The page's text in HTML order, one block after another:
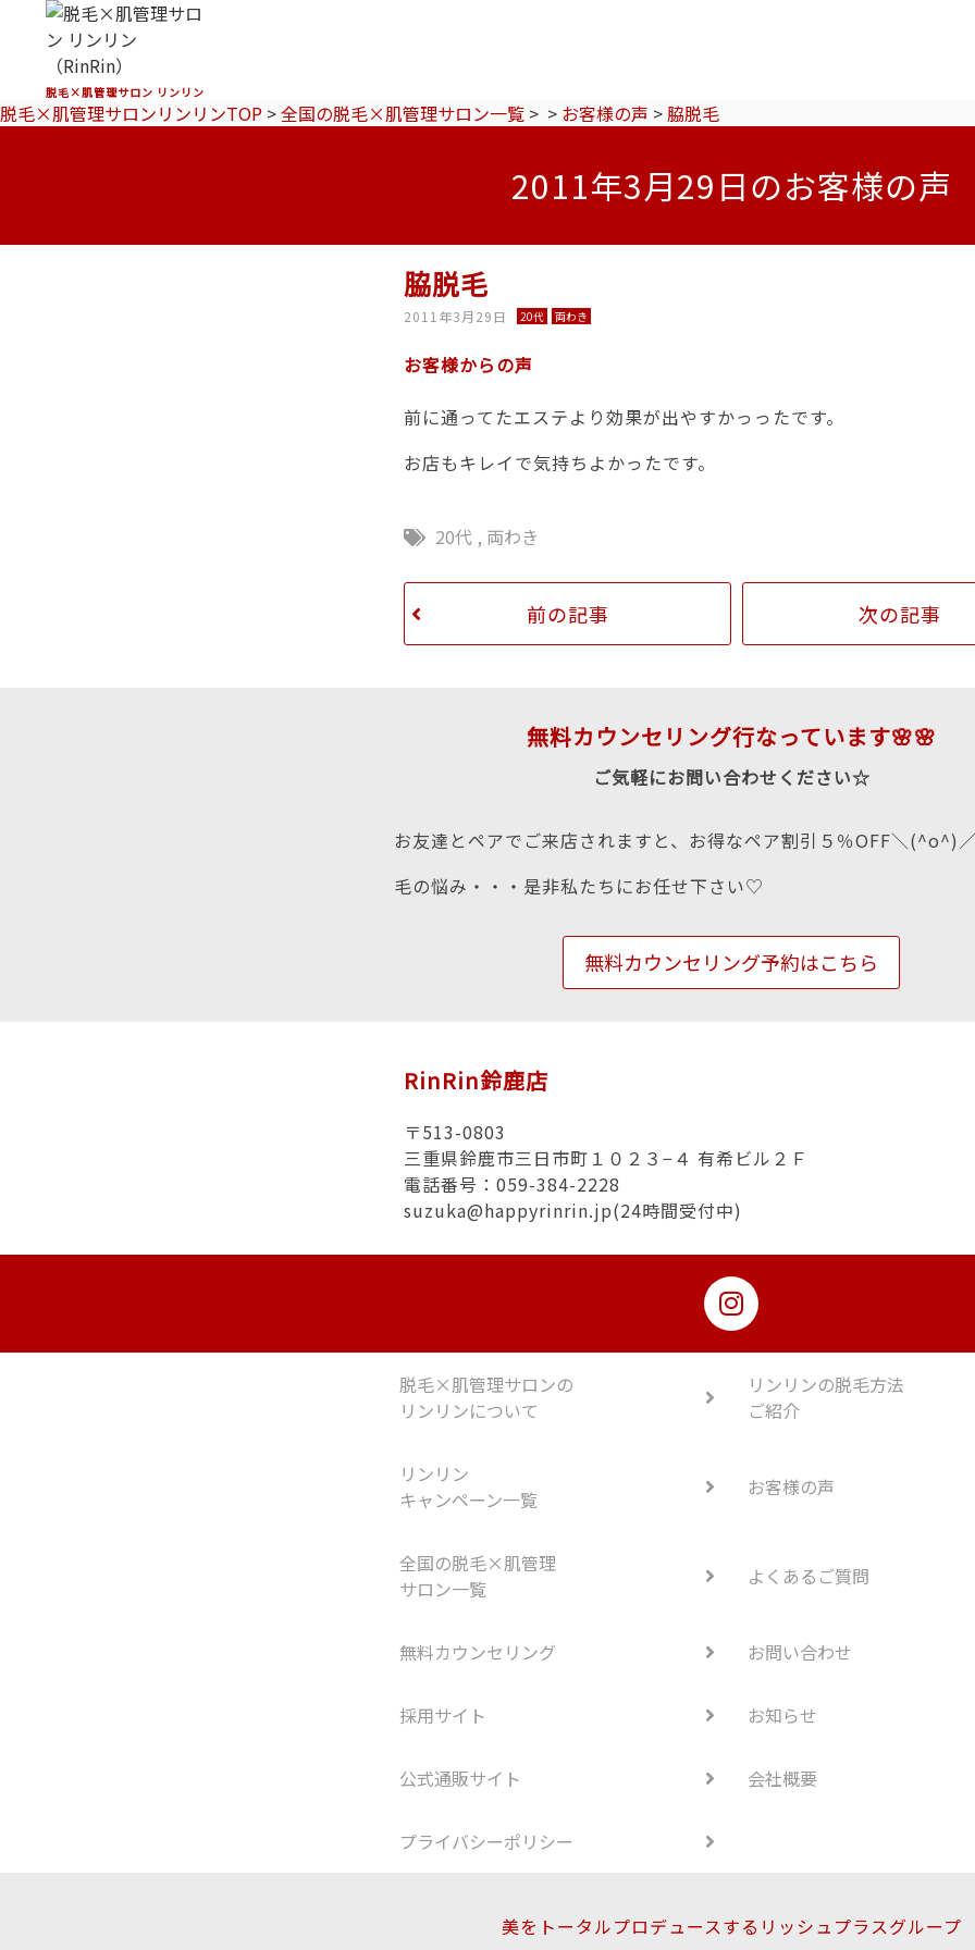
脱毛×肌管理サロン リンリン
脱毛×肌管理サロンリンリンTOP >全国の脱毛×肌管理サロン一覧 > > お客様の声 >脇脱毛
2011年3月29日のお客様の声
脇脱毛
2011年3月29日 20代 両わき
お客様からの声
前に通ってたエステより効果が出やすかっったです。
お店もキレイで気持ちよかったです。
20代 , 両わき
前の記事 次の記事
無料カウンセリング行なっています🌸🌸
ご気軽にお問い合わせください☆
お友達とペアでご来店されますと、お得なペア割引５％OFF＼(^o^)
毛の悩み・・・是非私たちにお任せ下さい♡
無料カウンセリング予約はこちら
RinRin鈴鹿店
〒513-0803
三重県鈴鹿市三日市町１０２３−４ 有希ビル２Ｆ
電話番号：059-384-2228
suzuka@happyrinrin.jp(24時間受付中)
脱毛×肌管理サロンの
リンリンについて
リンリンの脱毛方法
ご紹介
リンリン
キャンペーン一覧
お客様の声
全国の脱毛×肌管理
サロン一覧
よくあるご質問
無料カウンセリング お問い合わせ
採用サイト お知らせ
公式通販サイト 会社概要
プライバシーポリシー
美をトータルプロデュースするリッシュプラスグループ